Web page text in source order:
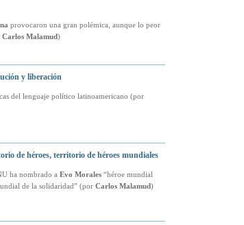
provocaron una gran polémica, aunque lo peor
Carlos Malamud)
y liberación
del lenguaje político latinoamericano (por
de héroes, territorio de héroes mundiales
ha nombrado a Evo Morales“héroe mundial
de la solidaridad” (por Carlos Malamud)